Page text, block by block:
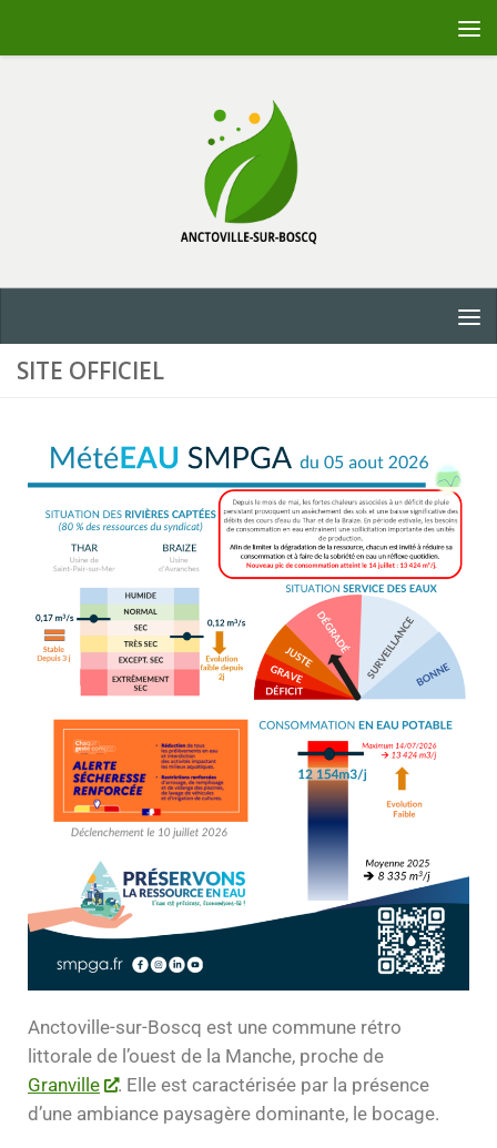
SITE OFFICIEL
Anctoville-sur-Boscq est une commune rétro
littorale de l’ouest de la Manche, proche de
Granville
. Elle est caractérisée par la présence
d’une ambiance paysagère dominante, le bocage.